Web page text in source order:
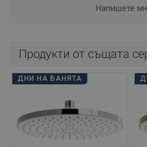
Напишете
Продукти от същата
ДНИ НА БАНЯТА